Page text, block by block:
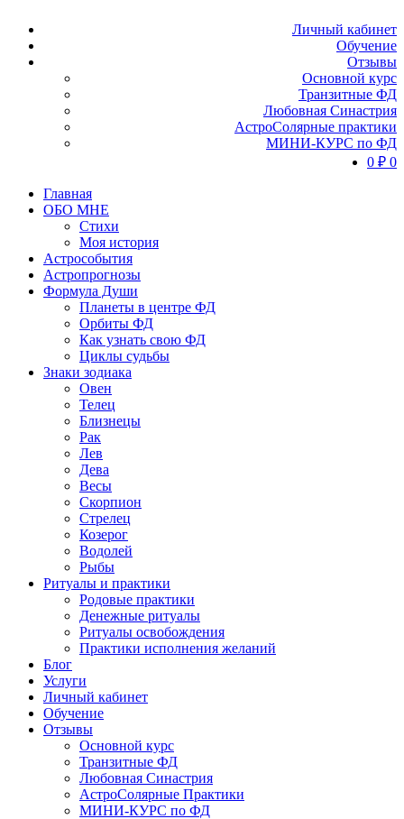
Личный кабинет
Обучение
Отзывы
Основной курс
Транзитные ФД
Любовная Синастрия
АстроСолярные практики
МИНИ-КУРС по ФД
0 ₽ 0
Главная
ОБО МНЕ
Стихи
Моя история
Астрособытия
Астропрогнозы
Формула Души
Планеты в центре ФД
Орбиты ФД
Как узнать свою ФД
Циклы судьбы
Знаки зодиака
Овен
Телец
Близнецы
Рак
Лев
Дева
Весы
Скорпион
Стрелец
Козерог
Водолей
Рыбы
Ритуалы и практики
Родовые практики
Денежные ритуалы
Ритуалы освобождения
Практики исполнения желаний
Блог
Услуги
Личный кабинет
Обучение
Отзывы
Основной курс
Транзитные ФД
Любовная Синастрия
АстроСолярные Практики
МИНИ-КУРС по ФД